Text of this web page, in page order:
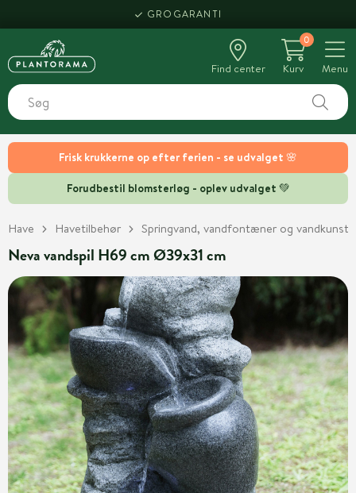
Frisk krukkerne op efter ferien - se udvalget 🌸
Forudbestil blomsterløg - oplev udvalget 💚
GROGARANTI
Find center
0
Kurv
Menu
Have Havetilbehør Springvand, vandfontæner og vandkunst
Neva vandspil H69 cm Ø39x31 cm